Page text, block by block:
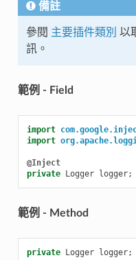
備註
參閱 主要插件類別 以
訊。
範例 - Field
import
import
@Inject
private
Logger logger;
範例 - Method
private Logger logger;